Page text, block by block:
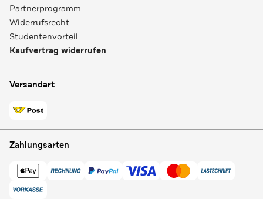
Partnerprogramm
Widerrufsrecht
Studentenvorteil
Kaufvertrag widerrufen
Versandart
Zahlungsarten